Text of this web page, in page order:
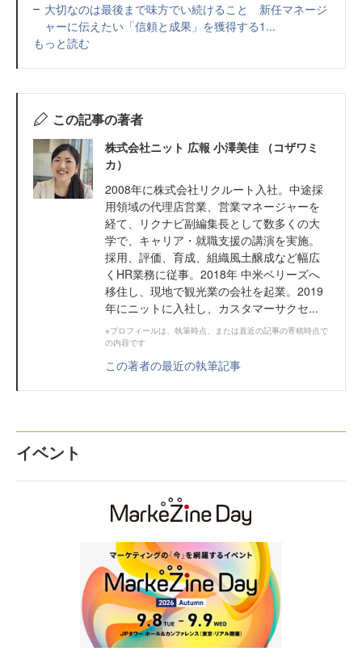
大切なのは最後まで味方でい続けること 新任マネージ
ャーに伝えたい「信頼と成果」を獲得する1...
もっと読む
この記事の著者
株式会社ニット 広報 小澤美佳 （コザワミ
カ）
2008年に株式会社リクルート入社。中途採
用領域の代理店営業、営業マネージャーを
経て、リクナビ副編集長として数多くの大
学で、キャリア・就職支援の講演を実施。
採用、評価、育成、組織風土醸成など幅広
くHR業務に従事。2018年 中米ベリーズへ
移住し、現地で観光業の会社を起業。2019
年にニットに入社し、カスタマーサクセ...
※プロフィールは、執筆時点、または直近の記事の寄稿時点で
の内容です
この著者の最近の執筆記事
イベント